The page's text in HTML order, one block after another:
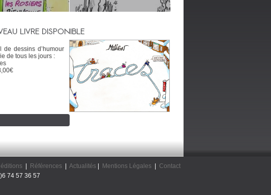
LIVRE DISPONIBLE
de dessins d’humour
de tous les jours :
éditions| Références| Actualités| Mentions Légales|
Contact
74 57 36 57